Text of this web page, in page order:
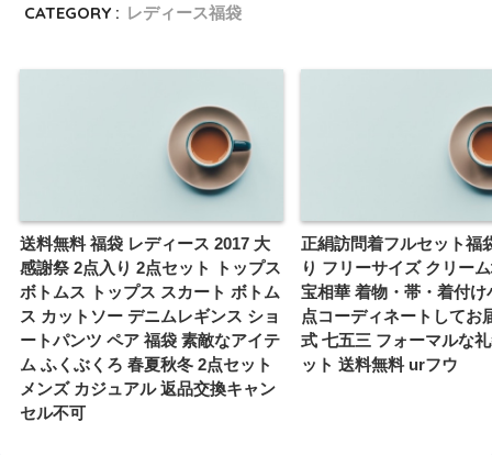
CATEGORY : レディース福袋
送料無料 福袋 レディース 2017 大
感謝祭 2点入り 2点セット トップス
ボトムス トップス スカート ボトム
ス カットソー デニムレギンス ショ
ートパンツ ペア 福袋 素敵なアイテ
ム ふくぶくろ 春夏秋冬 2点セット
メンズ カジュアル 返品交換キャン
セル不可
正絹訪問着フルセット福
り フリーサイズ クリー
宝相華 着物・帯・着付け
点コーディネートしてお
式 七五三 フォーマルな
ット 送料無料 urフウ